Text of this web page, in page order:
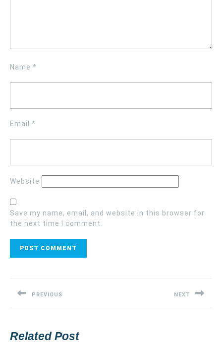
Name *
Email *
Website
Save my name, email, and website in this browser for
the next time I comment.
PREVIOUS NEXT
Related Post